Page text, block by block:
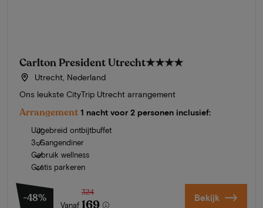
Carlton President Utrecht★★★★
Utrecht, Nederland
Ons leukste CityTrip Utrecht arrangement
Arrangement 1 nacht voor 2 personen inclusief:
Uitgebreid ontbijtbuffet
3-Gangendiner
Gebruik wellness
Gratis parkeren
-48%
Vanaf
324 Bekijk